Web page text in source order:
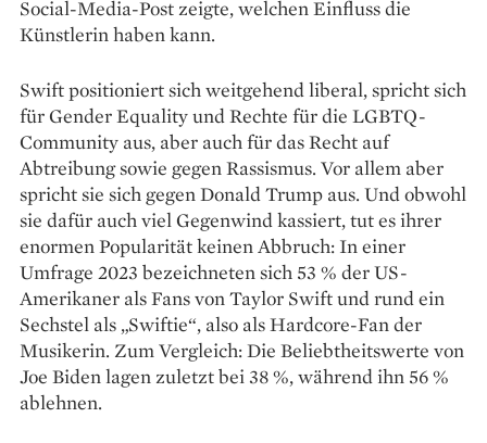
Social-Media-Post zeigte, welchen Einfluss die
Künstlerin haben kann.
Swift positioniert sich weitgehend liberal, spricht sich
für Gender Equality und Rechte für die LGBTQ-
Community aus, aber auch für das Recht auf
Abtreibung sowie gegen Rassismus. Vor allem aber
spricht sie sich gegen Donald Trump aus. Und obwohl
sie dafür auch viel Gegenwind kassiert, tut es ihrer
enormen Popularität keinen Abbruch: In einer
Umfrage 2023 bezeichneten sich 53 % der US-
Amerikaner als Fans von Taylor Swift und rund ein
Sechstel als „Swiftie“, also als Hardcore-Fan der
Musikerin. Zum Vergleich: Die Beliebtheitswerte von
Joe Biden lagen zuletzt bei 38 %, während ihn 56 %
ablehnen.